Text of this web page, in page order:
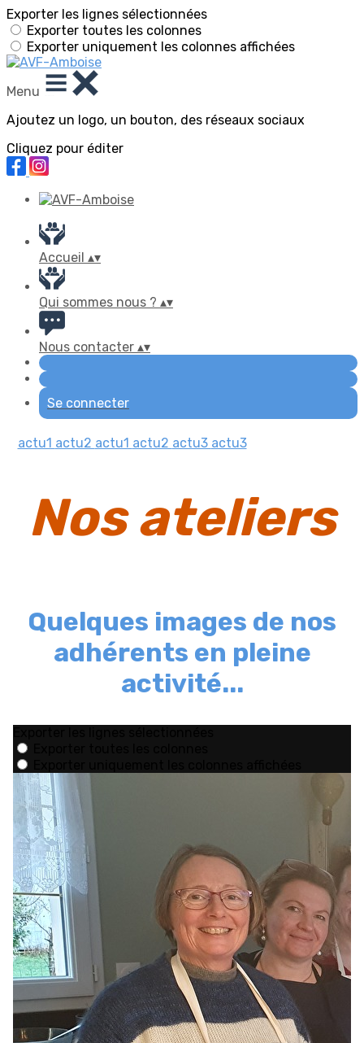
Exporter les lignes sélectionnées
Exporter toutes les colonnes
Exporter uniquement les colonnes affichées
Menu
Ajoutez un logo, un bouton, des réseaux sociaux
Cliquez pour éditer
Accueil ▴▾
Qui sommes nous ? ▴▾
Nous contacter ▴▾
Se connecter
actu1 actu2 actu1 actu2 actu3 actu3
Nos ateliers
Quelques images de nos
adhérents en pleine
activité...